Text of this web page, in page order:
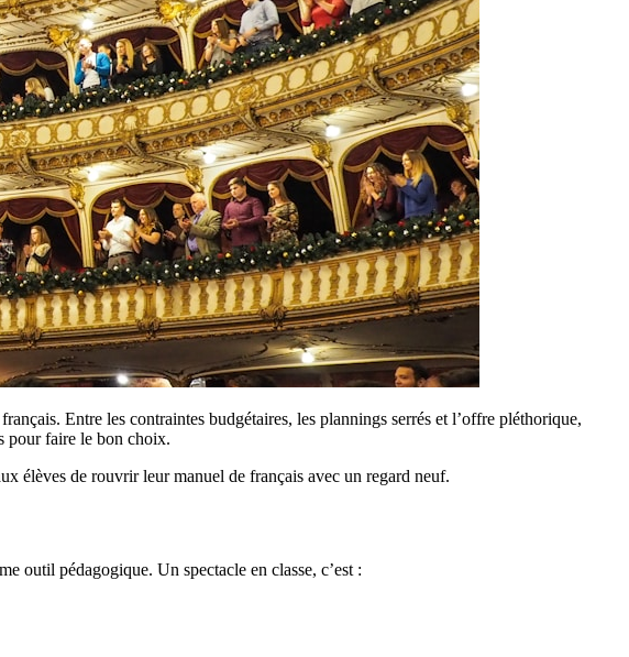
Entre les contraintes budgétaires, les plannings serrés et l’offre pléthorique,
pour faire le bon choix.
élèves de rouvrir leur manuel de français avec un regard neuf.
outil pédagogique. Un spectacle en classe, c’est :